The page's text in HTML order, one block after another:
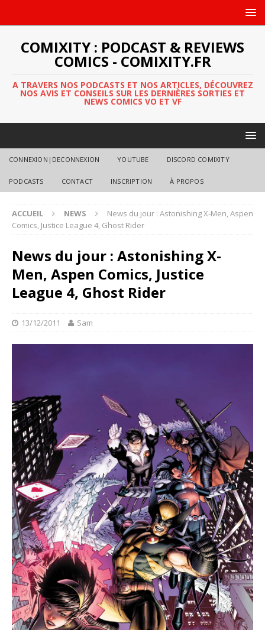
COMIXITY : PODCAST & REVIEWS
COMICS - COMIXITY.FR
A TRAVERS NOS PODCASTS ET NOS ARTICLES, DÉCOUVREZ
NOS AVIS ET CONSEILS SUR LES DERNIÈRES SORTIES ET
NEWS COMICS VO ET VF
CONNEXION|DECONNEXION YOUTUBE DISCORD COMIXITY
PODCASTS CONTACT INSCRIPTION À PROPOS
ACCUEIL NEWS
News du jour : Astonishing X-Men, Aspen
Comics, Justice League 4, Ghost Rider
News du jour : Astonishing X-
Men, Aspen Comics, Justice
League 4, Ghost Rider
13/12/2011 Sam